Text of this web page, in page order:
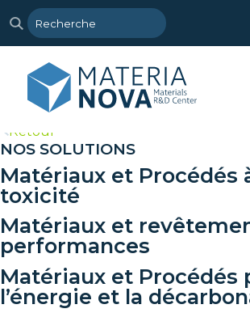
Retour
NOS SOLUTIONS
Matériaux et Procédés
toxicité
Matériaux et
performances
Matériaux et Procédés
l’énergie et la